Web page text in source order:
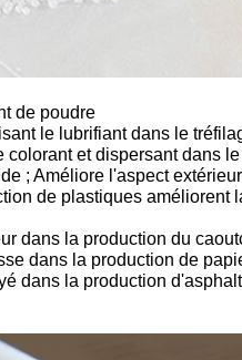
de poudre
le lubrifiant dans le
et dispersant dans
; Améliore l'aspect
de plastiques améliorent
dans la production du
dans la production de
dans la production